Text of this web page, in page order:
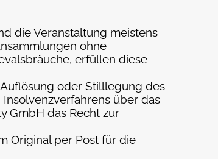
die Veranstaltung meistens
ohne
erfüllen diese
oder Stilllegung des
über das
GmbH das Recht zur
Original per Post für die